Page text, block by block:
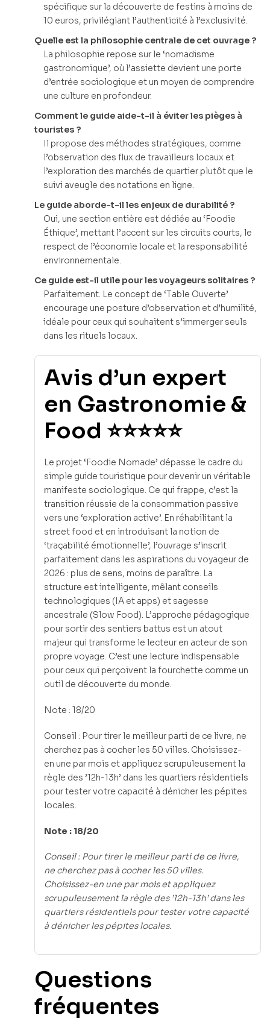
spécifique sur la découverte de festins à moins de
10 euros, privilégiant l’authenticité à l’exclusivité.
Quelle est la philosophie centrale de cet ouvrage ?
La philosophie repose sur le ‘nomadisme
gastronomique’, où l’assiette devient une porte
d’entrée sociologique et un moyen de comprendre
une culture en profondeur.
Comment le guide aide-t-il à éviter les pièges à
touristes ?
Il propose des méthodes stratégiques, comme
l’observation des flux de travailleurs locaux et
l’exploration des marchés de quartier plutôt que le
suivi aveugle des notations en ligne.
Le guide aborde-t-il les enjeux de durabilité ?
Oui, une section entière est dédiée au ‘Foodie
Éthique’, mettant l’accent sur les circuits courts, le
respect de l’économie locale et la responsabilité
environnementale.
Ce guide est-il utile pour les voyageurs solitaires ?
Parfaitement. Le concept de ‘Table Ouverte’
encourage une posture d’observation et d’humilité,
idéale pour ceux qui souhaitent s’immerger seuls
dans les rituels locaux.
Avis d’un expert
en Gastronomie &
Food ⭐⭐⭐⭐⭐
Le projet ‘Foodie Nomade’ dépasse le cadre du
simple guide touristique pour devenir un véritable
manifeste sociologique. Ce qui frappe, c’est la
transition réussie de la consommation passive
vers une ‘exploration active’. En réhabilitant la
street food et en introduisant la notion de
‘traçabilité émotionnelle’, l’ouvrage s’inscrit
parfaitement dans les aspirations du voyageur de
2026 : plus de sens, moins de paraître. La
structure est intelligente, mêlant conseils
technologiques (IA et apps) et sagesse
ancestrale (Slow Food). L’approche pédagogique
pour sortir des sentiers battus est un atout
majeur qui transforme le lecteur en acteur de son
propre voyage. C’est une lecture indispensable
pour ceux qui perçoivent la fourchette comme un
outil de découverte du monde.
Note : 18/20
Conseil : Pour tirer le meilleur parti de ce livre, ne
cherchez pas à cocher les 50 villes. Choisissez-
en une par mois et appliquez scrupuleusement la
règle des ’12h-13h’ dans les quartiers résidentiels
pour tester votre capacité à dénicher les pépites
locales.
Note : 18/20
Conseil : Pour tirer le meilleur parti de ce livre,
ne cherchez pas à cocher les 50 villes.
Choisissez-en une par mois et appliquez
scrupuleusement la règle des ’12h-13h’ dans les
quartiers résidentiels pour tester votre capacité
à dénicher les pépites locales.
Questions
fréquentes